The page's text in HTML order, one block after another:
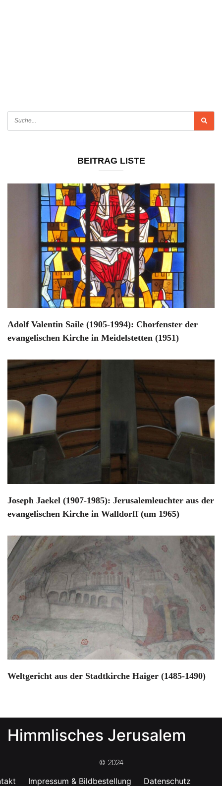
BEITRAG LISTE
Adolf Valentin Saile (1905-1994): Chorfenster der
evangelischen Kirche in Meidelstetten (1951)
Joseph Jaekel (1907-1985): Jerusalemleuchter aus der
evangelischen Kirche in Walldorff (um 1965)
Weltgericht aus der Stadtkirche Haiger (1485-1490)
Himmlisches Jerusalem
© 2024
Impressum & Bildbestellung Datenschutz